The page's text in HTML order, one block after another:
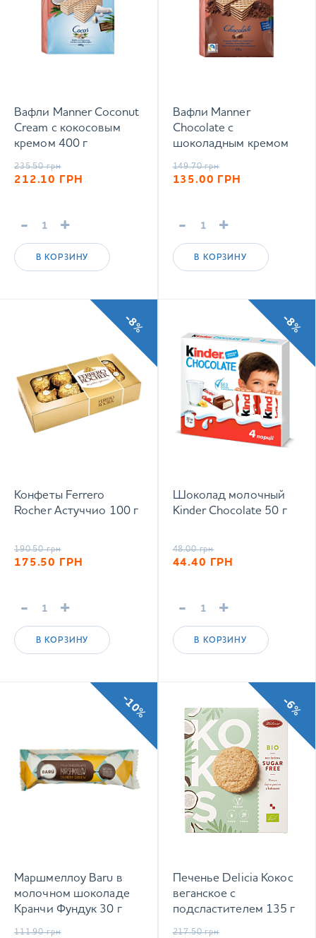
Вафли Manner Coconut
Cream с кокосовым
кремом 400 г
235.50 грн
212.10 ГРН
- +
В КОРЗИНУ
Вафли Manner
Chocolate с
шоколадным кремом
149.70 грн
135.00 ГРН
- +
В КОРЗИНУ
Конфеты Ferrero
Rocher Астуччио 100 г
190.50 грн
175.50 ГРН
- +
В КОРЗИНУ
-8%
Шоколад молочный
Kinder Chocolate 50 г
48.00 грн
44.40 ГРН
- +
В КОРЗИНУ
-8%
Маршмеллоу Baru в
молочном шоколаде
Кранчи Фундук 30 г
111.90 грн
-10%
Печенье Delicia Кокос
веганское с
подсластителем 135 г
217.50 грн
-6%